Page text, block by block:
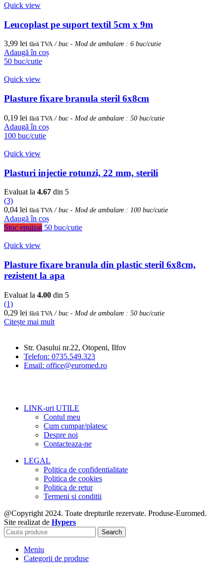
Quick view
Leucoplast pe suport textil 5cm x 9m
3,99 lei fără TVA/ buc - Mod de ambalare : 6 buc/cutie
Adaugă în coș
50 buc/cutie
Quick view
Plasture fixare branula steril 6x8cm
0,19 lei fără TVA / buc - Mod de ambalare : 50 buc/cutie
Adaugă în coș
100 buc/cutie
Quick view
Plasturi injectie rotunzi, 22 mm, sterili
Evaluat la 4.67 din 5
(3)
0,04 lei fără TVA/ buc - Mod de ambalare : 100 buc/cutie
Adaugă în coș
Stoc epuizat 50 buc/cutie
Quick view
Plasture fixare branula din plastic steril 6x8cm,
rezistent la apa
Evaluat la 4.00 din 5
(1)
0,29 lei fără TVA / buc - Mod de ambalare : 50 buc/cutie
Citește mai mult
Str. Oasului nr.22, Otopeni, Ilfov
Telefon: 0735.549.323
Email: office@euromed.ro
LINK-uri UTILE
Contul meu
Cum cumpar/platesc
Despre noi
Contacteaza-ne
LEGAL
Politica de confidentialitate
Politica de cookies
Politica de retur
Termeni si conditii
@Copyright 2024. Toate drepturile rezervate. Produse-Euromed.
Site realizat de Hypers
Search
Meniu
Categorii de produse